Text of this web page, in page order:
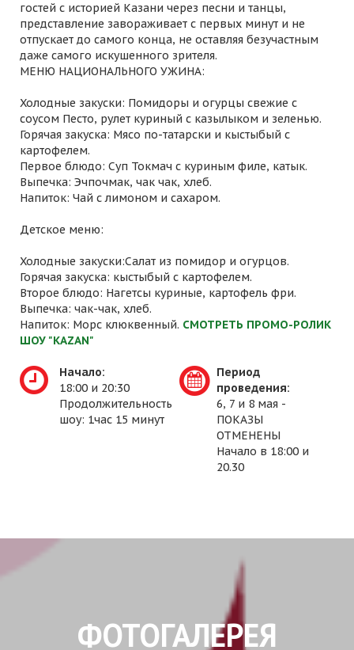
гостей с историей Казани через песни и танцы,
представление завораживает с первых минут и не
отпускает до самого конца, не оставляя безучастным
даже самого искушенного зрителя.
МЕНЮ НАЦИОНАЛЬНОГО УЖИНА:
Холодные закуски: Помидоры и огурцы свежие с
соусом Песто, рулет куриный с казылыком и зеленью.
Горячая закуска: Мясо по-татарски и кыстыбый с
картофелем.
Первое блюдо: Суп Токмач с куриным филе, катык.
Выпечка: Эчпочмак, чак чак, хлеб.
Напиток: Чай с лимоном и сахаром.
Детское меню:
Холодные закуски:Салат из помидор и огурцов.
Горячая закуска: кыстыбый с картофелем.
Второе блюдо: Нагетсы куриные, картофель фри.
Выпечка: чак-чак, хлеб.
Напиток: Морс клюквенный. СМОТРЕТЬ ПРОМО-РОЛИК
ШОУ "KAZAN"
Начало:
18:00 и 20:30
Продолжительность
шоу: 1час 15 минут
Период
проведения:
6, 7 и 8 мая -
ПОКАЗЫ
ОТМЕНЕНЫ
Начало в 18:00 и
20.30
ФОТОГАЛЕРЕЯ